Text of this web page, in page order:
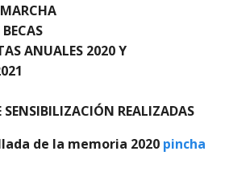
ANUALES 2020 Y
SENSIBILIZACIÓN REALIZADAS
de la memoria 2020 pincha